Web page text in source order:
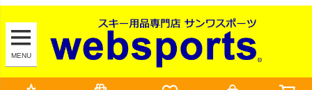
MENU